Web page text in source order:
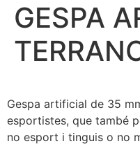
GESPA
Gespa artificial de 35
esportistes, que també
no esport i tinguis o no